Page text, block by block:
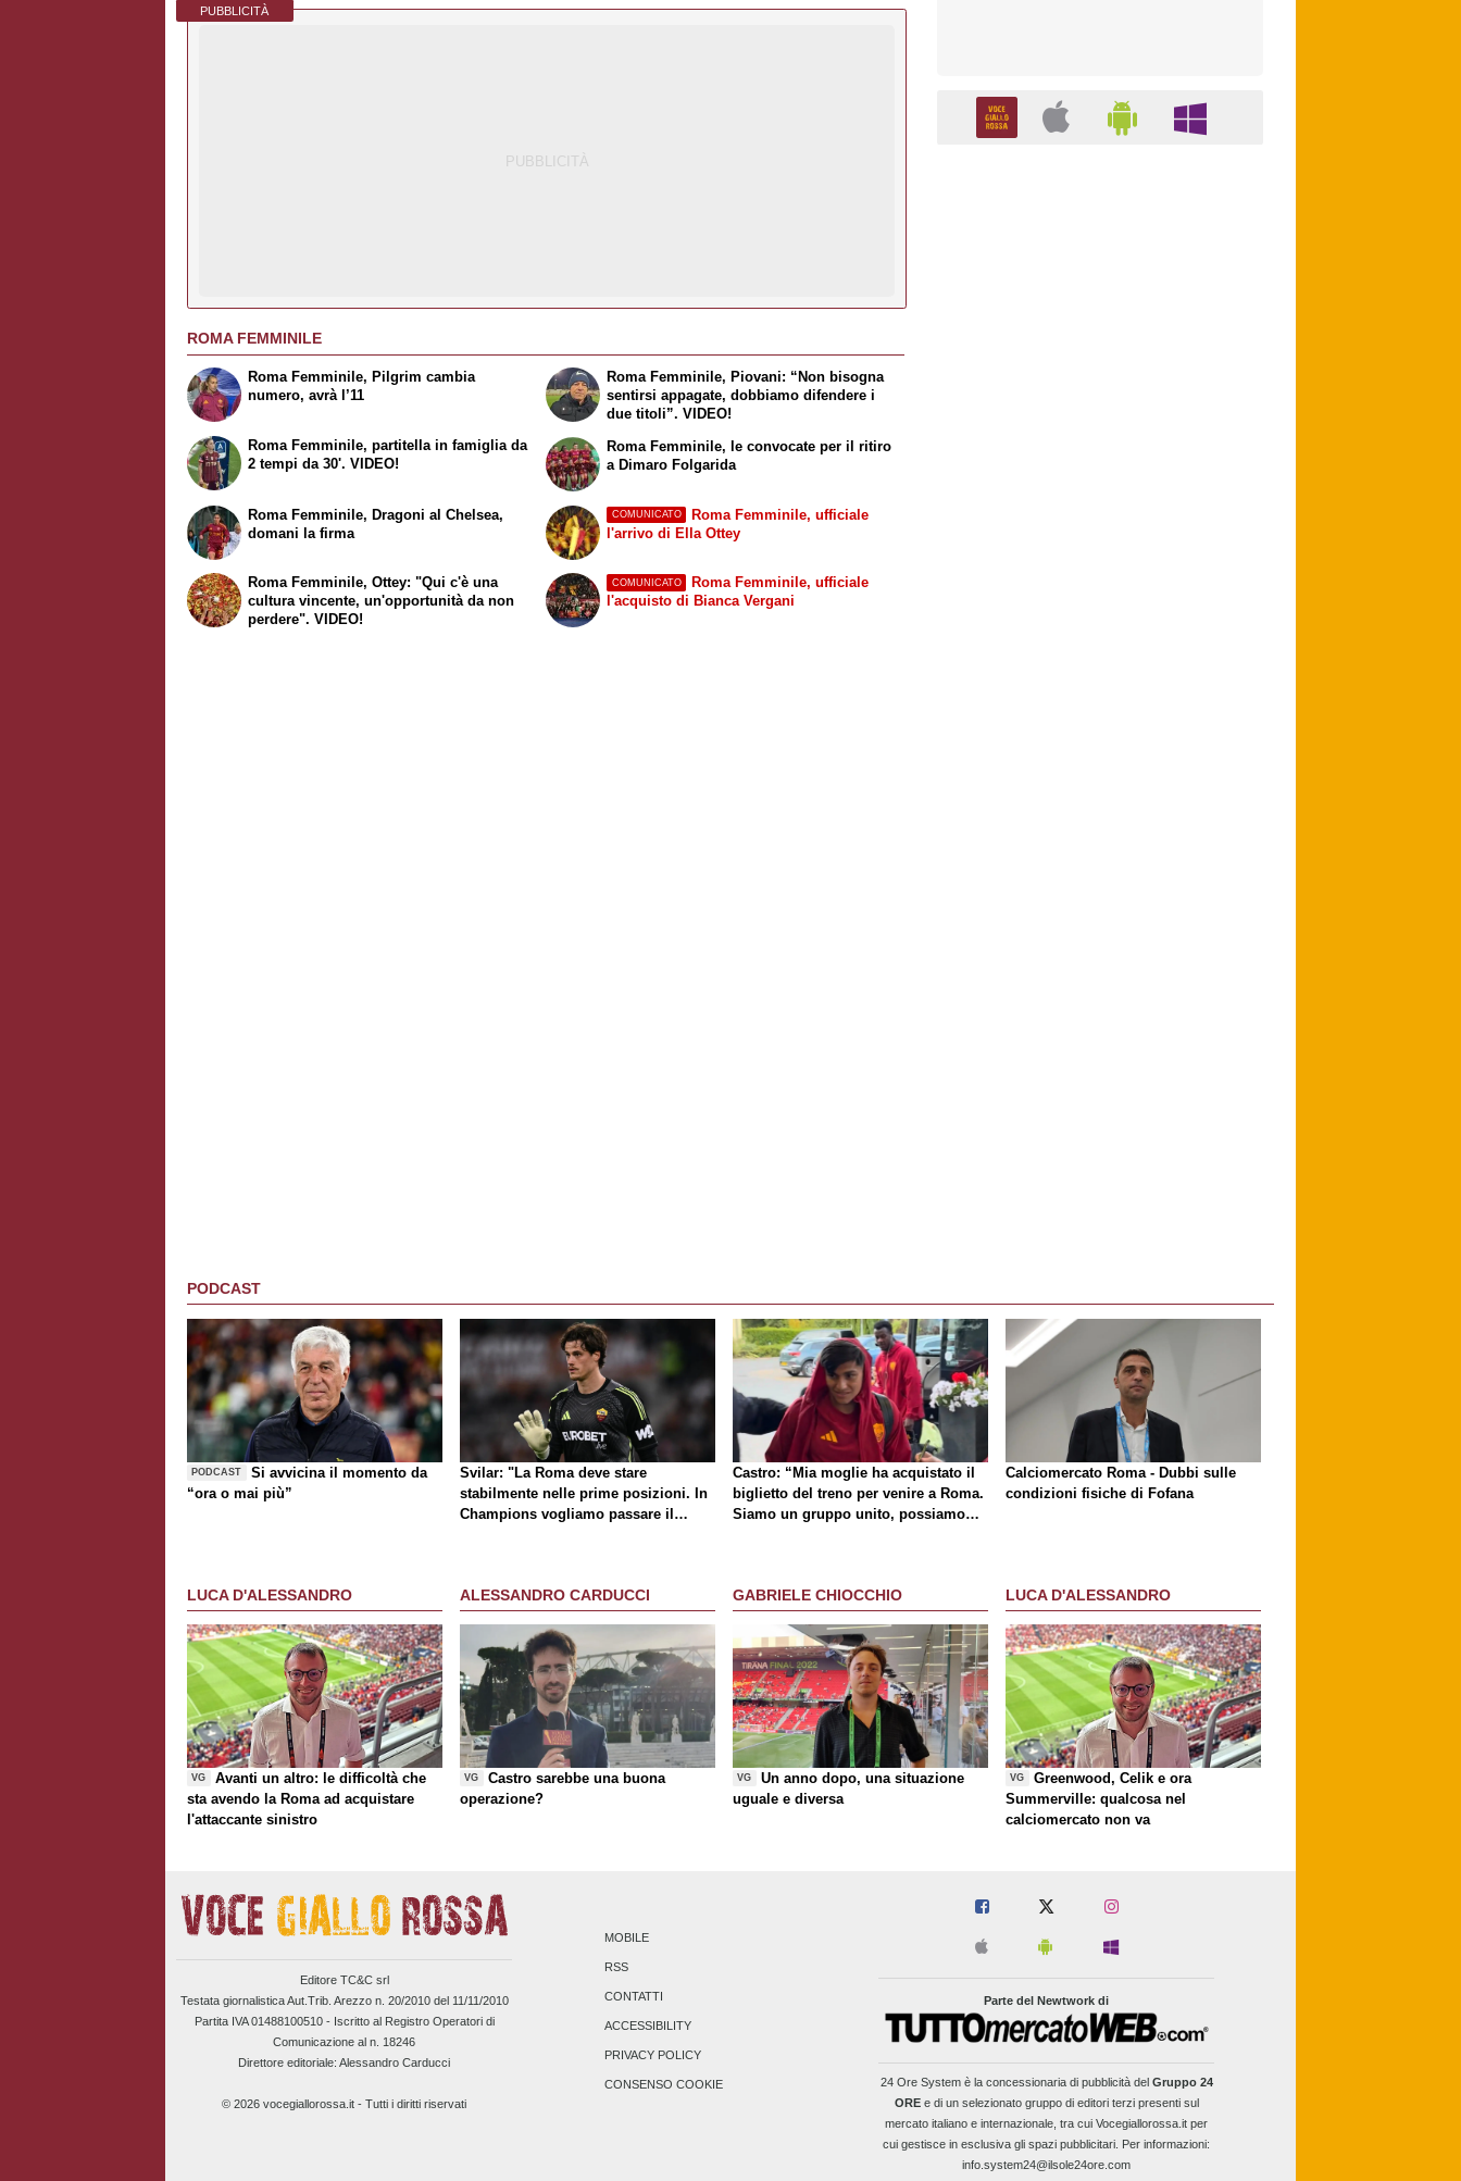
PUBBLICITÀ
ROMA FEMMINILE
Roma Femminile, Pilgrim cambia
numero, avrà l’11
Roma Femminile, partitella in famiglia da
2 tempi da 30'. VIDEO!
Roma Femminile, Piovani: “Non bisogna
sentirsi appagate, dobbiamo difendere i
due titoli”. VIDEO!
Roma Femminile, le convocate per il ritiro
a Dimaro Folgarida
Roma Femminile, Dragoni al Chelsea,
domani la firma
Roma Femminile, Ottey: "Qui c'è una
cultura vincente, un'opportunità da non
perdere". VIDEO!
COMUNICATO
Roma Femminile, ufficiale
l'arrivo di Ella Ottey
COMUNICATO
Roma Femminile, ufficiale
l'acquisto di Bianca Vergani
PODCAST
PODCAST
Si avvicina il momento da
“ora o mai più”
Svilar: "La Roma deve stare
stabilmente nelle prime posizioni. In
Champions vogliamo passare il
Castro: “Mia moglie ha acquistato il
biglietto del treno per venire a Roma.
Siamo un gruppo unito, possiamo
Calciomercato Roma - Dubbi sulle
condizioni fisiche di Fofana
LUCA D'ALESSANDRO
VG
Avanti un altro: le difficoltà che
sta avendo la Roma ad acquistare
l'attaccante sinistro
ALESSANDRO CARDUCCI
VG
Castro sarebbe una buona
operazione?
GABRIELE CHIOCCHIO
VG
Un anno dopo, una situazione
uguale e diversa
LUCA D'ALESSANDRO
VG
Greenwood, Celik e ora
Summerville: qualcosa nel
calciomercato non va
Editore TC&C srl
Testata giornalistica Aut.Trib. Arezzo n. 20/2010 del 11/11/2010
Partita IVA 01488100510 - Iscritto al Registro Operatori di
Comunicazione al n. 18246
Direttore editoriale: Alessandro Carducci
© 2026 vocegiallorossa.it - Tutti i diritti riservati
MOBILE
RSS
CONTATTI
ACCESSIBILITY
PRIVACY POLICY
CONSENSO COOKIE
Parte del Newtwork di
24 Ore Systemè la concessionaria di pubblicità del Gruppo 24
OREe di un selezionato gruppo di editori terzi presenti sul
mercato italiano e internazionale, tra cui Vocegiallorossa.it per
cui gestisce in esclusiva gli spazi pubblicitari. Per informazioni:
info.system24@ilsole24ore.com